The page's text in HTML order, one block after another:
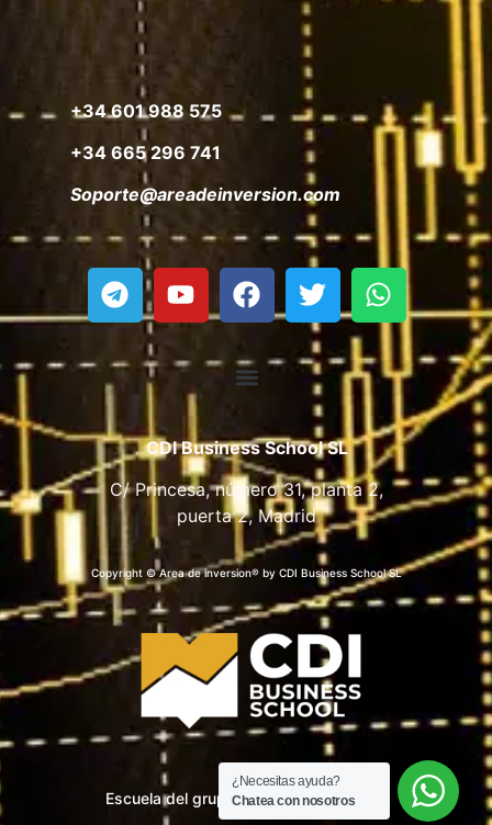
+34 601 988 575
+34 665 296 741
Soporte@areadeinversion.com
CDI Business School SL
C/ Princesa, número 31, planta 2,
puerta 2, Madrid
Copyright © Area de inversion® by CDI Business School SL
Escuela del grupo CDI Business School
¿Necesitas ayuda?
Chatea con nosotros